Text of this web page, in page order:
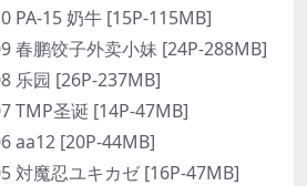
PA-15 奶牛 [15P-115MB]
春鹏饺子外卖小妹 [24P-288MB]
乐园 [26P-237MB]
TMP圣诞 [14P-47MB]
aa12 [20P-44MB]
対魔忍ユキカゼ [16P-47MB]